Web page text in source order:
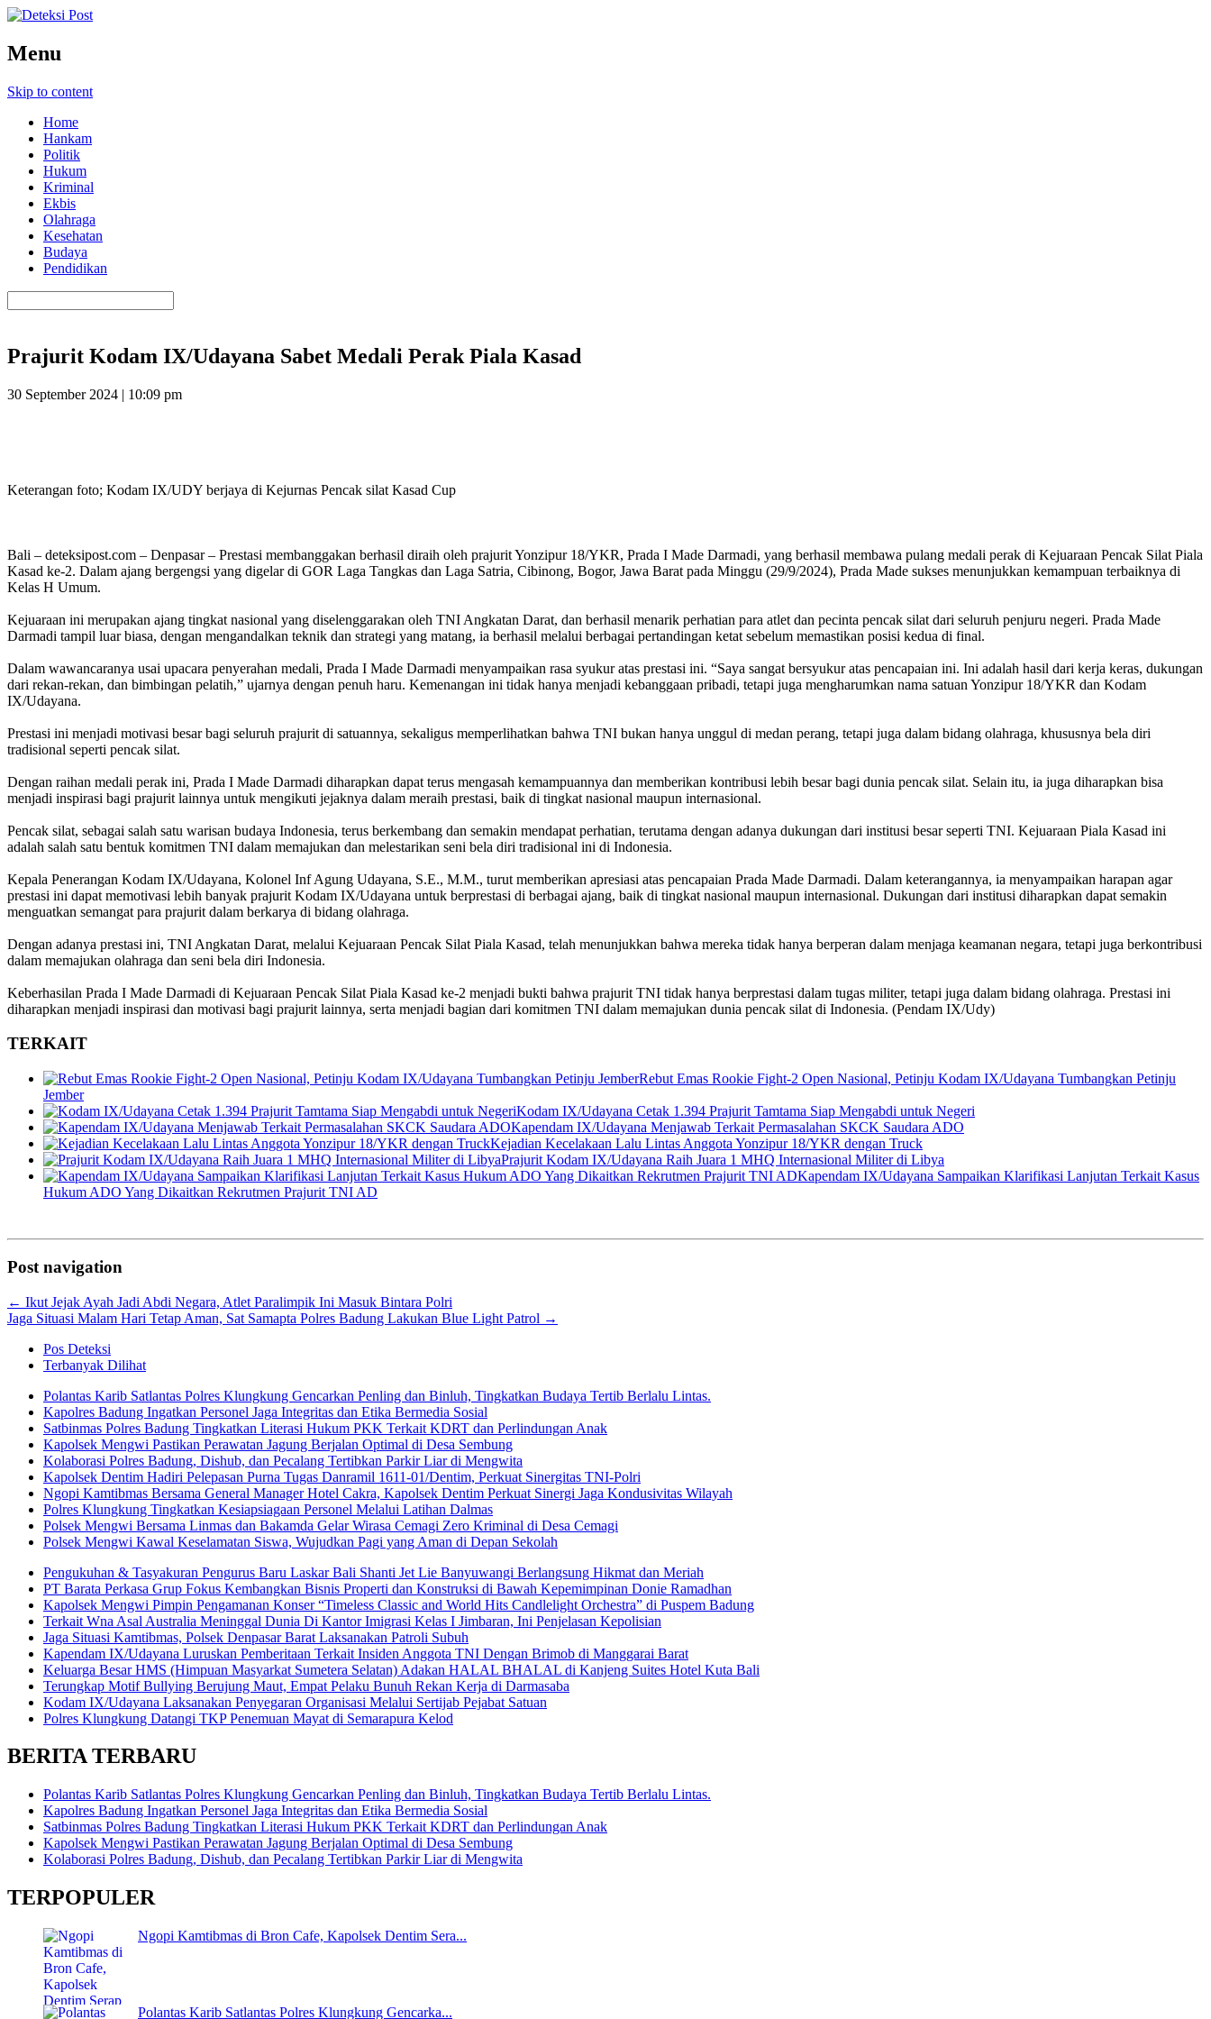
Menu
Skip to content
Home
Hankam
Politik
Hukum
Kriminal
Ekbis
Olahraga
Kesehatan
Budaya
Pendidikan
Prajurit Kodam IX/Udayana Sabet Medali Perak Piala Kasad
30 September 2024 | 10:09 pm
Keterangan foto; Kodam IX/UDY berjaya di Kejurnas Pencak silat Kasad Cup
Bali – deteksipost.com – Denpasar – Prestasi membanggakan berhasil diraih oleh prajurit Yonzipur 18/YKR, Prada I Made Darmadi, yang berhasil membawa pulang medali perak di Kejuaraan Pencak Silat Piala
Kasad ke-2. Dalam ajang bergengsi yang digelar di GOR Laga Tangkas dan Laga Satria, Cibinong, Bogor, Jawa Barat pada Minggu (29/9/2024), Prada Made sukses menunjukkan kemampuan terbaiknya di
Kelas H Umum.
Kejuaraan ini merupakan ajang tingkat nasional yang diselenggarakan oleh TNI Angkatan Darat, dan berhasil menarik perhatian para atlet dan pecinta pencak silat dari seluruh penjuru negeri. Prada Made
Darmadi tampil luar biasa, dengan mengandalkan teknik dan strategi yang matang, ia berhasil melalui berbagai pertandingan ketat sebelum memastikan posisi kedua di final.
Dalam wawancaranya usai upacara penyerahan medali, Prada I Made Darmadi menyampaikan rasa syukur atas prestasi ini. “Saya sangat bersyukur atas pencapaian ini. Ini adalah hasil dari kerja keras, dukungan
dari rekan-rekan, dan bimbingan pelatih,” ujarnya dengan penuh haru. Kemenangan ini tidak hanya menjadi kebanggaan pribadi, tetapi juga mengharumkan nama satuan Yonzipur 18/YKR dan Kodam
IX/Udayana.
Prestasi ini menjadi motivasi besar bagi seluruh prajurit di satuannya, sekaligus memperlihatkan bahwa TNI bukan hanya unggul di medan perang, tetapi juga dalam bidang olahraga, khususnya bela diri
tradisional seperti pencak silat.
Dengan raihan medali perak ini, Prada I Made Darmadi diharapkan dapat terus mengasah kemampuannya dan memberikan kontribusi lebih besar bagi dunia pencak silat. Selain itu, ia juga diharapkan bisa
menjadi inspirasi bagi prajurit lainnya untuk mengikuti jejaknya dalam meraih prestasi, baik di tingkat nasional maupun internasional.
Pencak silat, sebagai salah satu warisan budaya Indonesia, terus berkembang dan semakin mendapat perhatian, terutama dengan adanya dukungan dari institusi besar seperti TNI. Kejuaraan Piala Kasad ini
adalah salah satu bentuk komitmen TNI dalam memajukan dan melestarikan seni bela diri tradisional ini di Indonesia.
Kepala Penerangan Kodam IX/Udayana, Kolonel Inf Agung Udayana, S.E., M.M., turut memberikan apresiasi atas pencapaian Prada Made Darmadi. Dalam keterangannya, ia menyampaikan harapan agar
prestasi ini dapat memotivasi lebih banyak prajurit Kodam IX/Udayana untuk berprestasi di berbagai ajang, baik di tingkat nasional maupun internasional. Dukungan dari institusi diharapkan dapat semakin
menguatkan semangat para prajurit dalam berkarya di bidang olahraga.
Dengan adanya prestasi ini, TNI Angkatan Darat, melalui Kejuaraan Pencak Silat Piala Kasad, telah menunjukkan bahwa mereka tidak hanya berperan dalam menjaga keamanan negara, tetapi juga berkontribusi
dalam memajukan olahraga dan seni bela diri Indonesia.
Keberhasilan Prada I Made Darmadi di Kejuaraan Pencak Silat Piala Kasad ke-2 menjadi bukti bahwa prajurit TNI tidak hanya berprestasi dalam tugas militer, tetapi juga dalam bidang olahraga. Prestasi ini
diharapkan menjadi inspirasi dan motivasi bagi prajurit lainnya, serta menjadi bagian dari komitmen TNI dalam memajukan dunia pencak silat di Indonesia. (Pendam IX/Udy)
TERKAIT
Rebut Emas Rookie Fight-2 Open Nasional, Petinju Kodam IX/Udayana Tumbangkan Petinju
Jember
Kodam IX/Udayana Cetak 1.394 Prajurit Tamtama Siap Mengabdi untuk Negeri
Kapendam IX/Udayana Menjawab Terkait Permasalahan SKCK Saudara ADO
Kejadian Kecelakaan Lalu Lintas Anggota Yonzipur 18/YKR dengan Truck
Prajurit Kodam IX/Udayana Raih Juara 1 MHQ Internasional Militer di Libya
Kapendam IX/Udayana Sampaikan Klarifikasi Lanjutan Terkait Kasus
Hukum ADO Yang Dikaitkan Rekrutmen Prajurit TNI AD
Post navigation
← Ikut Jejak Ayah Jadi Abdi Negara, Atlet Paralimpik Ini Masuk Bintara Polri
Jaga Situasi Malam Hari Tetap Aman, Sat Samapta Polres Badung Lakukan Blue Light Patrol →
Pos Deteksi
Terbanyak Dilihat
Polantas Karib Satlantas Polres Klungkung Gencarkan Penling dan Binluh, Tingkatkan Budaya Tertib Berlalu Lintas.
Kapolres Badung Ingatkan Personel Jaga Integritas dan Etika Bermedia Sosial
Satbinmas Polres Badung Tingkatkan Literasi Hukum PKK Terkait KDRT dan Perlindungan Anak
Kapolsek Mengwi Pastikan Perawatan Jagung Berjalan Optimal di Desa Sembung
Kolaborasi Polres Badung, Dishub, dan Pecalang Tertibkan Parkir Liar di Mengwita
Kapolsek Dentim Hadiri Pelepasan Purna Tugas Danramil 1611-01/Dentim, Perkuat Sinergitas TNI-Polri
Ngopi Kamtibmas Bersama General Manager Hotel Cakra, Kapolsek Dentim Perkuat Sinergi Jaga Kondusivitas Wilayah
Polres Klungkung Tingkatkan Kesiapsiagaan Personel Melalui Latihan Dalmas
Polsek Mengwi Bersama Linmas dan Bakamda Gelar Wirasa Cemagi Zero Kriminal di Desa Cemagi
Polsek Mengwi Kawal Keselamatan Siswa, Wujudkan Pagi yang Aman di Depan Sekolah
Pengukuhan & Tasyakuran Pengurus Baru Laskar Bali Shanti Jet Lie Banyuwangi Berlangsung Hikmat dan Meriah
PT Barata Perkasa Grup Fokus Kembangkan Bisnis Properti dan Konstruksi di Bawah Kepemimpinan Donie Ramadhan
Kapolsek Mengwi Pimpin Pengamanan Konser “Timeless Classic and World Hits Candlelight Orchestra” di Puspem Badung
Terkait Wna Asal Australia Meninggal Dunia Di Kantor Imigrasi Kelas I Jimbaran, Ini Penjelasan Kepolisian
Jaga Situasi Kamtibmas, Polsek Denpasar Barat Laksanakan Patroli Subuh
Kapendam IX/Udayana Luruskan Pemberitaan Terkait Insiden Anggota TNI Dengan Brimob di Manggarai Barat
Keluarga Besar HMS (Himpuan Masyarkat Sumetera Selatan) Adakan HALAL BHALAL di Kanjeng Suites Hotel Kuta Bali
Terungkap Motif Bullying Berujung Maut, Empat Pelaku Bunuh Rekan Kerja di Darmasaba
Kodam IX/Udayana Laksanakan Penyegaran Organisasi Melalui Sertijab Pejabat Satuan
Polres Klungkung Datangi TKP Penemuan Mayat di Semarapura Kelod
BERITA TERBARU
Polantas Karib Satlantas Polres Klungkung Gencarkan Penling dan Binluh, Tingkatkan Budaya Tertib Berlalu Lintas.
Kapolres Badung Ingatkan Personel Jaga Integritas dan Etika Bermedia Sosial
Satbinmas Polres Badung Tingkatkan Literasi Hukum PKK Terkait KDRT dan Perlindungan Anak
Kapolsek Mengwi Pastikan Perawatan Jagung Berjalan Optimal di Desa Sembung
Kolaborasi Polres Badung, Dishub, dan Pecalang Tertibkan Parkir Liar di Mengwita
TERPOPULER
Ngopi Kamtibmas di Bron Cafe, Kapolsek Dentim Sera...
Polantas Karib Satlantas Polres Klungkung Gencarka...